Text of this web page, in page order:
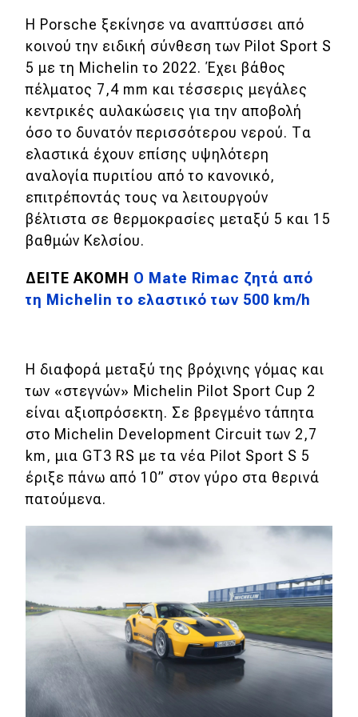
MOTO
Μεταχειρισμένο
Οδηγός αγοράς
Συμβουλές
Χρηστικά
Συμβουλές
ΚΤΕΟ
Οδική βοήθεια
eDRIVE
DRIVE USED
Η Porsche ξεκίνησε να αναπτύσσει από
κοινού την ειδική σύνθεση των Pilot Sport S
5 με τη Michelin το 2022. Έχει βάθος
πέλματος 7,4 mm και τέσσερις μεγάλες
κεντρικές αυλακώσεις για την αποβολή
όσο το δυνατόν περισσότερου νερού. Τα
ελαστικά έχουν επίσης υψηλότερη
αναλογία πυριτίου από το κανονικό,
επιτρέποντάς τους να λειτουργούν
βέλτιστα σε θερμοκρασίες μεταξύ 5 και 15
βαθμών Κελσίου.
ΔΕΙΤΕ ΑΚΟΜΗ Ο Mate Rimac ζητά από
τη Michelin το ελαστικό των 500 km/h
Η διαφορά μεταξύ της βρόχινης γόμας και
των «στεγνών» Michelin Pilot Sport Cup 2
είναι αξιοπρόσεκτη. Σε βρεγμένο τάπητα
στο Michelin Development Circuit των 2,7
km, μια GT3 RS με τα νέα Pilot Sport S 5
έριξε πάνω από 10” στον γύρο στα θερινά
πατούμενα.